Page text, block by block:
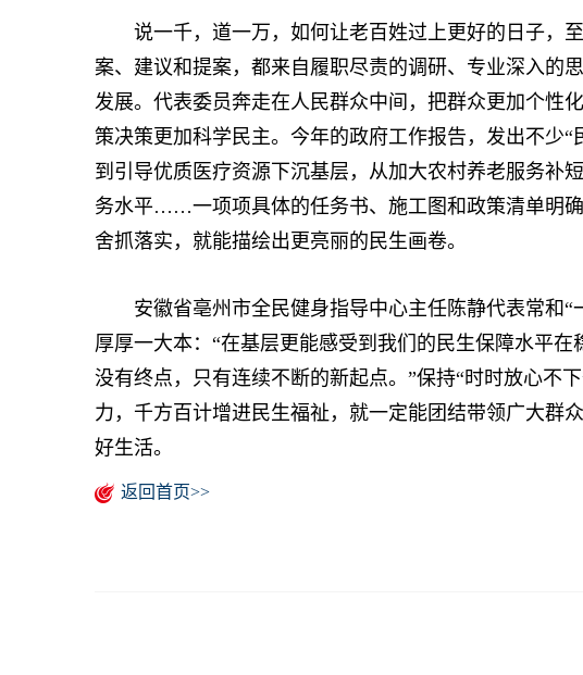
说一千，道一万，如何让老百姓过上更好的日子，
案、建议和提案，都来自履职尽责的调研、专业深入的
发展。代表委员奔走在人民群众中间，把群众更加个性
策决策更加科学民主。今年的政府工作报告，发出不少
到引导优质医疗资源下沉基层，从加大农村养老服务补
务水平……一项项具体的任务书、施工图和政策清单明
舍抓落实，就能描绘出更亮丽的民生画卷。
安徽省亳州市全民健身指导中心主任陈静代表常和“
厚厚一大本：“在基层更能感受到我们的民生保障水平
没有终点，只有连续不断的新起点。”保持“时时放心不
力，千方百计增进民生福祉，就一定能团结带领广大群
好生活。
返回首页>>